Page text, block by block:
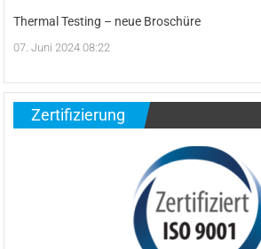
Thermal Testing – neue Broschüre
07. Juni 2024 08:22
Zertifizierung